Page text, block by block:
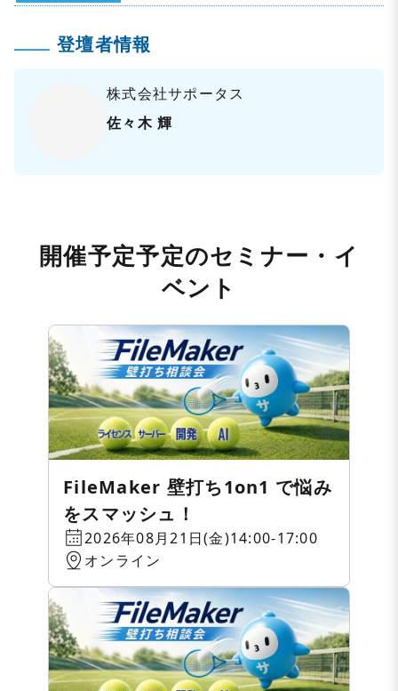
登壇者情報
株式会社サポータス
佐々木 輝
開催予定予定のセミナー・イ
ベント
FileMaker 壁打ち1on1 で悩み
をスマッシュ！
2026年08月21日(金)14:00-17:00
オンライン